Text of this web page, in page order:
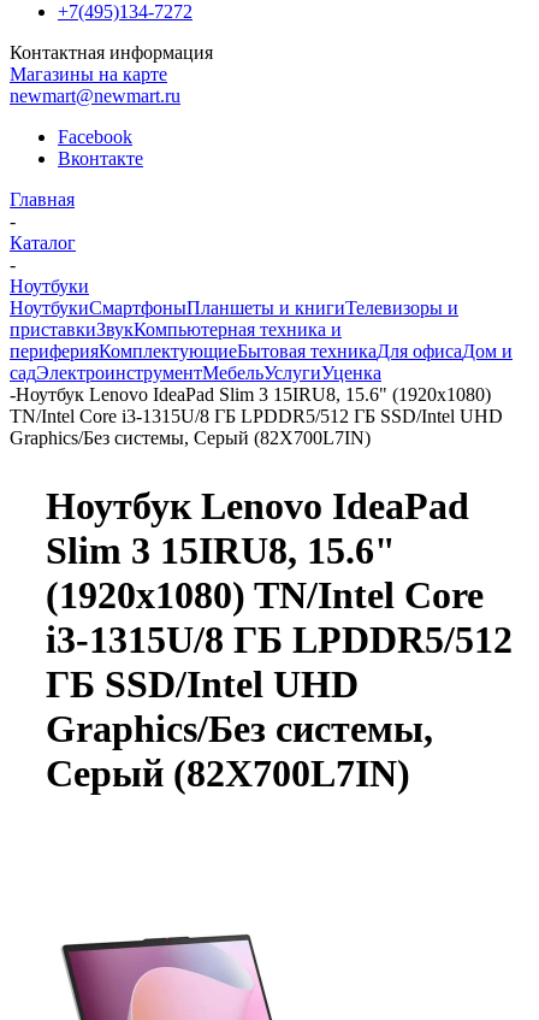
+7(495)134-7272
Контактная информация
Магазины на карте
newmart@newmart.ru
Facebook
Вконтакте
Главная
-
Каталог
-
Ноутбуки
НоутбукиСмартфоныПланшеты и книгиТелевизоры и
приставкиЗвукКомпьютерная техника и
периферияКомплектующиеБытовая техникаДля офисаДом и
садЭлектроинструментМебельУслугиУценка
-Ноутбук Lenovo IdeaPad Slim 3 15IRU8, 15.6" (1920x1080)
TN/Intel Core i3-1315U/8 ГБ LPDDR5/512 ГБ SSD/Intel UHD
Graphics/Без системы, Серый (82X700L7IN)
Ноутбук Lenovo IdeaPad
Slim 3 15IRU8, 15.6"
(1920x1080) TN/Intel Core
i3-1315U/8 ГБ LPDDR5/512
ГБ SSD/Intel UHD
Graphics/Без системы,
Серый (82X700L7IN)